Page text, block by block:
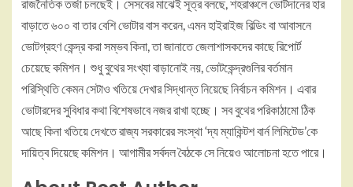
রাজনৈতিক তর্জা চলছেই। সেসবের মাঝেই সূত্র বলছে, শহরাঞ্চলে ভোটদানের হার
বাড়াতে ৬০০ বা তার বেশি ভোটার বাস করেন, এমন হাইরাইজ বিল্ডিং বা আবাসনে
ভোটগ্রহণ কেন্দ্র করা সম্ভব কিনা, তা জানাতে জেলাশাসকদের কাছে রিপোর্ট
চেয়েছে কমিশন। শুধু বুথের সংখ্যা বাড়ানোই নয়, ভোটকেন্দ্রগুলির বর্তমান
পরিস্থিতি কেমন সেটাও খতিয়ে দেখার সিদ্ধান্ত নিয়েছে নির্বাচন কমিশন। এবার
ভোটারদের সুবিধার কথা বিশেষভাবে নজর রাখা হচ্ছে। সব বুথের পরিকাঠামো ঠিক
আছে কিনা খতিয়ে দেখতে রাজ্য সরকারের সংস্থা ‘দ্য ম্যাকিন্টশ বার্ন লিমিটেড’কে
দায়িত্ব দিয়েছে কমিশন। আগামীর সর্বদল বৈঠকে সে নিয়েও আলোচনা হতে পারে।